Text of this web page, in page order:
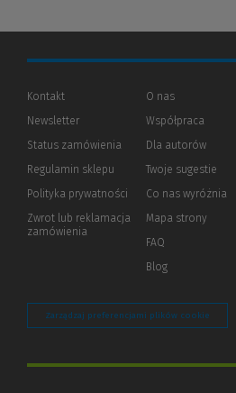
Kontakt
Newsletter
Status zamówienia
Regulamin sklepu
Polityka prywatności (Nowe
(Link
innej
Zwrot lub reklamacja
zamówienia
O nas
Współpraca
Dla autorów(Nowe
(Link
innej
strony)
Twoje sugestie
Co nas wyróżnia
Mapa strony
FAQ
Blog
Zarządzaj preferencjami plików cookie